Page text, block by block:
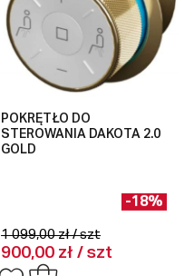
POKRĘTŁO DO
STEROWANIA DAKOTA 2.0
GOLD
1 099,00 zł / szt
900,00 zł / szt
-18%